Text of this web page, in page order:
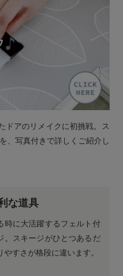
ドアのリメイクに初挑戦。ス
、写真付きで詳しくご紹介し
な道具
時に大活躍するフェルト付
。スキージがひとつあるだ
やすさが格段に違います。